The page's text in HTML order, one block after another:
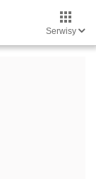
Serwisy